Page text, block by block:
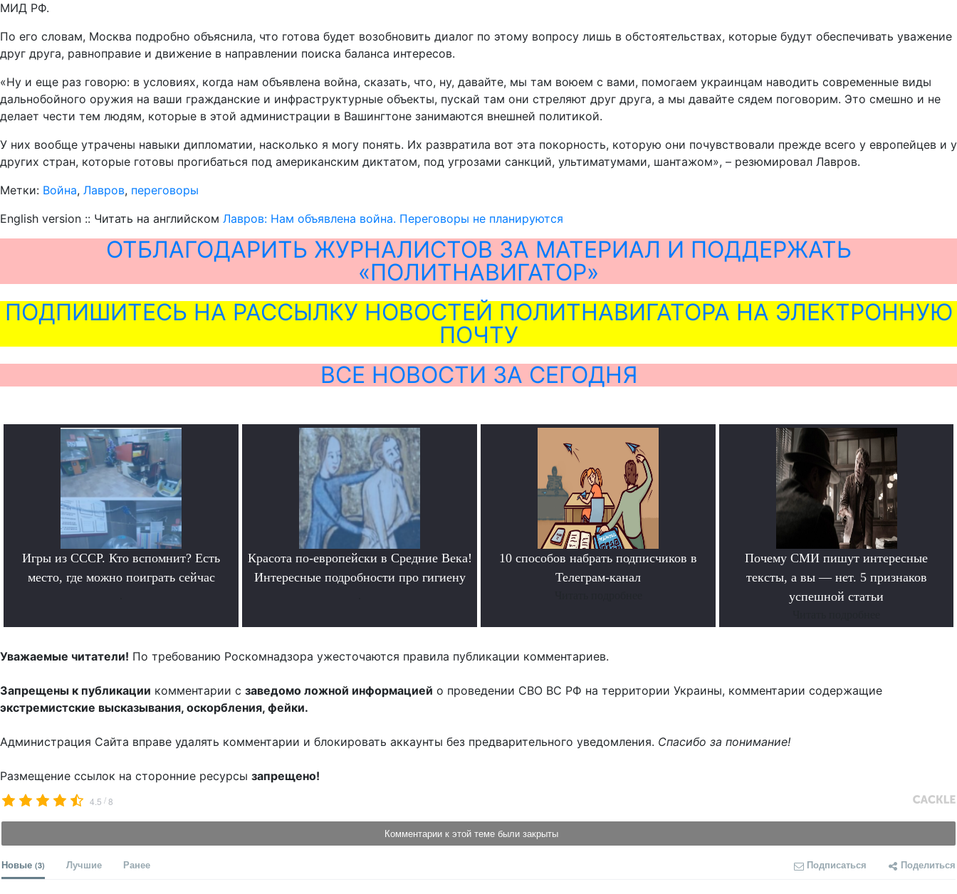
МИД РФ.
По его словам, Москва подробно объяснила, что готова будет возобновить диалог по этому вопросу лишь в обстоятельствах, которые будут обеспечивать уважение
друг друга, равноправие и движение в направлении поиска баланса интересов.
«Ну и еще раз говорю: в условиях, когда нам объявлена война, сказать, что, ну, давайте, мы там воюем с вами, помогаем украинцам наводить современные виды
дальнобойного оружия на ваши гражданские и инфраструктурные объекты, пускай там они стреляют друг друга, а мы давайте сядем поговорим. Это смешно и не
делает чести тем людям, которые в этой администрации в Вашингтоне занимаются внешней политикой.
У них вообще утрачены навыки дипломатии, насколько я могу понять. Их развратила вот эта покорность, которую они почувствовали прежде всего у европейцев и у
других стран, которые готовы прогибаться под американским диктатом, под угрозами санкций, ультиматумами, шантажом», – резюмировал Лавров.
Метки: Война, Лавров, переговоры
English version :: Читать на английском Лавров: Нам объявлена война. Переговоры не планируются
ОТБЛАГОДАРИТЬ ЖУРНАЛИСТОВ ЗА МАТЕРИАЛ И ПОДДЕРЖАТЬ
«ПОЛИТНАВИГАТОР»
ПОДПИШИТЕСЬ НА РАССЫЛКУ НОВОСТЕЙ ПОЛИТНАВИГАТОРА НА ЭЛЕКТРОННУЮ
ПОЧТУ
ВСЕ НОВОСТИ ЗА СЕГОДНЯ
Игры из СССР. Кто вспомнит? Есть
место, где можно поиграть сейчас
Красота по-европейски в Средние Века!
Интересные подробности про гигиену
10 способов набрать подписчиков в
Телеграм-канал
Почему СМИ пишут интересные
тексты, а вы — нет. 5 признаков
успешной статьи
Уважаемые читатели! По требованию Роскомнадзора ужесточаются правила публикации комментариев.
Запрещены к публикации комментарии с заведомо ложной информацией о проведении СВО ВС РФ на территории Украины, комментарии содержащие
экстремистские высказывания, оскорбления, фейки.
Администрация Сайта вправе удалять комментарии и блокировать аккаунты без предварительного уведомления. Спасибо за понимание!
Размещение ссылок на сторонние ресурсы запрещено!
4.5 /8
Комментарии к этой теме были закрыты
Новые (3) Лучшие Ранее Подписаться Поделиться